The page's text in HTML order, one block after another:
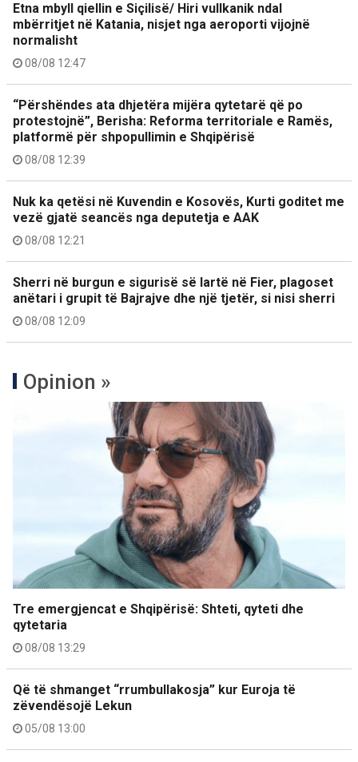
Etna mbyll qiellin e Siçilisë/ Hiri vullkanik ndal
mbërritjet në Katania, nisjet nga aeroporti vijojnë
normalisht
08/08 12:47
“Përshëndes ata dhjetëra mijëra qytetarë që po
protestojnë”, Berisha: Reforma territoriale e Ramës,
platformë për shpopullimin e Shqipërisë
08/08 12:39
Nuk ka qetësi në Kuvendin e Kosovës, Kurti goditet me
vezë gjatë seancës nga deputetja e AAK
08/08 12:21
Sherri në burgun e sigurisë së lartë në Fier, plagoset
anëtari i grupit të Bajrajve dhe një tjetër, si nisi sherri
08/08 12:09
Opinion »
Tre emergjencat e Shqipërisë: Shteti, qyteti dhe
qytetaria
08/08 13:29
Që të shmanget “rrumbullakosja” kur Euroja të
zëvendësojë Lekun
05/08 13:00